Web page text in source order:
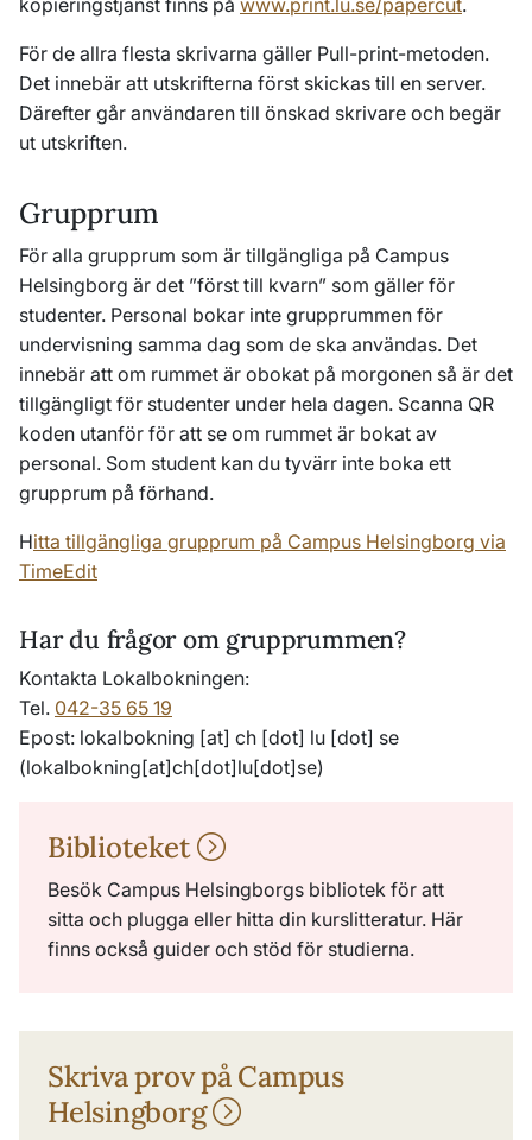
För de allra flesta skrivarna gäller Pull-print-metoden.
Det innebär att utskrifterna först skickas till en server.
Därefter går användaren till önskad skrivare och begär
ut utskriften.
Grupprum
För alla grupprum som är tillgängliga på Campus
Helsingborg är det ”först till kvarn” som gäller för
studenter. Personal bokar inte grupprummen för
undervisning samma dag som de ska användas. Det
innebär att om rummet är obokat på morgonen så är det
tillgängligt för studenter under hela dagen. Scanna QR
koden utanför för att se om rummet är bokat av
personal. Som student kan du tyvärr inte boka ett
grupprum på förhand.
Hitta tillgängliga grupprum på Campus Helsingborg via
TimeEdit
Har du frågor om grupprummen?
Kontakta Lokalbokningen:
Tel. 042-35 65 19
Epost: lokalbokning [at] ch [dot] lu [dot] se
(lokalbokning[at]ch[dot]lu[dot]se)
Biblioteket
Besök Campus Helsingborgs bibliotek för att
sitta och plugga eller hitta din kurslitteratur. Här
finns också guider och stöd för studierna.
Skriva prov på Campus
Helsingborg